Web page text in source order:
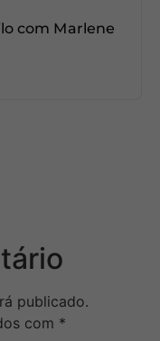
com Marlene
publicado.
com *